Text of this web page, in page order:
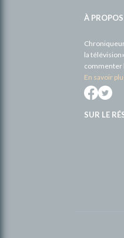
À PROPOS
la
commenter
En savoir
SUR LE